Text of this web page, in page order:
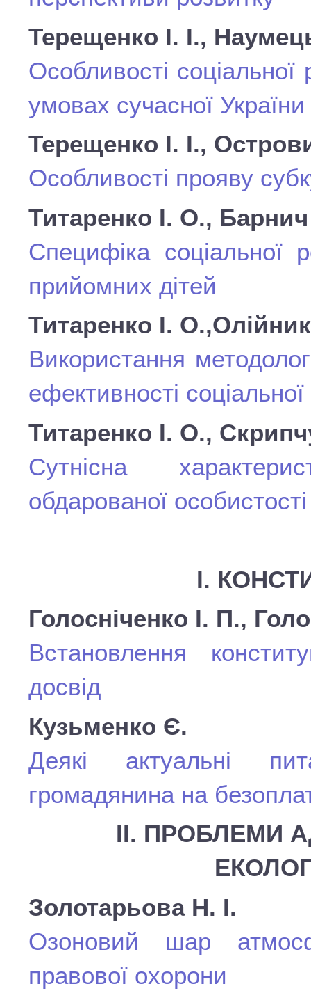
Терещенко І. І.,
Ocoбливocтi
умoвaх cучacнoї Укрaїни
Терещенко І. І.,
Особливості прояву
Титаренко І. О.,
Специфіка соціальної
прийомних дітей
Титаренко І.
Використання
ефективності
Титаренко І. О.,
Сутнісна
обдарованої особистості
І.
Голосніченко І. П.,
Встановлення
досвід
Кузьменко Є.
Деякі актуальні
громадянина на
ІІ. ПРОБЛЕМИ
Золотарьова Н. І.
Озоновий шар
правової охорони